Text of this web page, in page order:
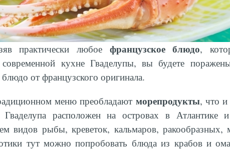
практически любое французское блюдо,
кухне Гваделупы, вы будете
от французского оригинала.
меню преобладают морепродукты, что и
Гваделупа расположен на островах в Атлантике
видов рыбы, креветок, кальмаров,
тут можно попробовать блюда из крабов и